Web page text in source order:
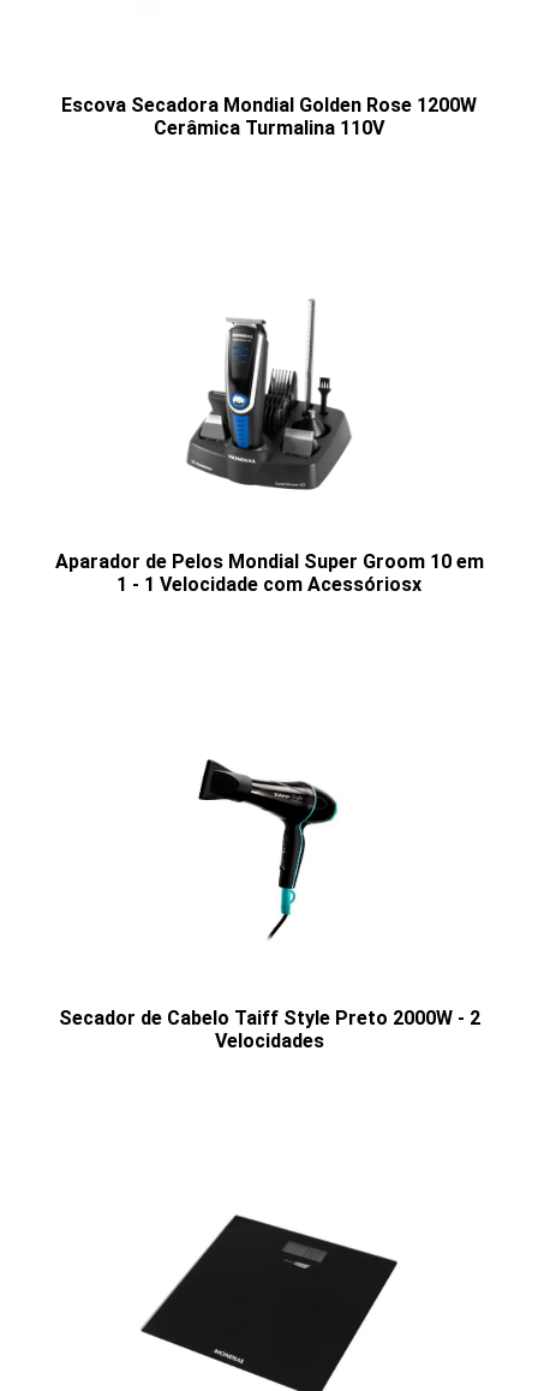
Escova Secadora Mondial Golden Rose 1200W
Cerâmica Turmalina 110V
Aparador de Pelos Mondial Super Groom 10 em
1 - 1 Velocidade com Acessóriosx
Secador de Cabelo Taiff Style Preto 2000W - 2
Velocidades